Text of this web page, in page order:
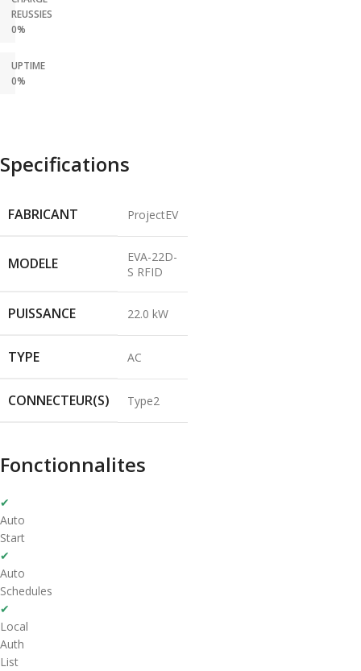
REUSSIES
0%
UPTIME
0%
Specifications
FABRICANT ProjectEV
MODELE
EVA-22D-
S RFID
PUISSANCE 22.0 kW
TYPE AC
CONNECTEUR(S) Type2
Fonctionnalites
✔
Auto
Start
✔
Auto
Schedules
✔
Local
Auth
List